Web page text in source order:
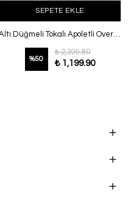
SEPETE EKLE
Altı Düğmeli Tokalı Apoletli Oversıze Trençkot Haki
%50
₺ 2,399.80
₺ 1,199.90